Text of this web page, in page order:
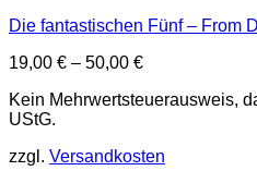
Die fantastischen Fünf – From
19,00 € – 50,00 €
Kein Mehrwertsteuerausweis,
UStG.
zzgl. Versandkosten